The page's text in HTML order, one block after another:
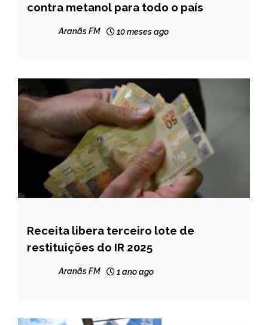
NOTÍCIAS
contra metanol para todo o país
Aranãs FM 10 meses ago
BRASIL
NOTÍCIAS
Receita libera terceiro lote de
restituições do IR 2025
Aranãs FM 1 ano ago